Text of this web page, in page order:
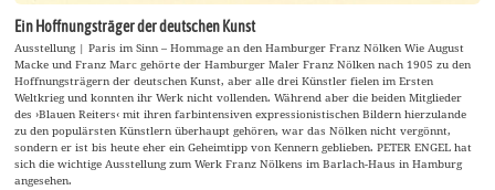
Ein Hoffnungsträger der deutschen Kunst
Ausstellung | Paris im Sinn – Hommage an den Hamburger Franz Nölken Wie August
Macke und Franz Marc gehörte der Hamburger Maler Franz Nölken nach 1905 zu den
Hoffnungsträgern der deutschen Kunst, aber alle drei Künstler fielen im Ersten
Weltkrieg und konnten ihr Werk nicht vollenden. Während aber die beiden Mitglieder
des ›Blauen Reiters‹ mit ihren farbintensiven expressionistischen Bildern hierzulande
zu den populärsten Künstlern überhaupt gehören, war das Nölken nicht vergönnt,
sondern er ist bis heute eher ein Geheimtipp von Kennern geblieben. PETER ENGEL hat
sich die wichtige Ausstellung zum Werk Franz Nölkens im Barlach-Haus in Hamburg
angesehen.